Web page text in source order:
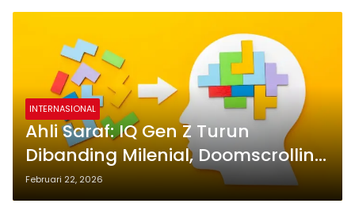
INTERNASIONAL
Ahli Saraf: IQ Gen Z Turun
Dibanding Milenial, Doomscrolling
dan Malas Membaca Jadi
Penyebab
Februari 22, 2026